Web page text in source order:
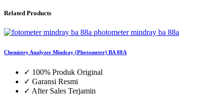
Related Products
Chemistry Analyzer Mindray (Photometer) BA 88A
✓ 100% Produk Original
✓ Garansi Resmi
✓ After Sales Terjamin